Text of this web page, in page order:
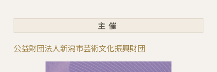
主催
公益財団法人新潟市芸術文化振興財団